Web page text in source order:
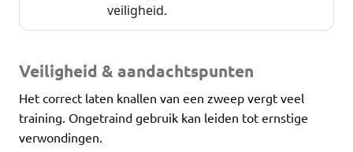
veiligheid.
Veiligheid & aandachtspunten
Het correct laten knallen van een zweep vergt veel
training. Ongetraind gebruik kan leiden tot ernstige
verwondingen.